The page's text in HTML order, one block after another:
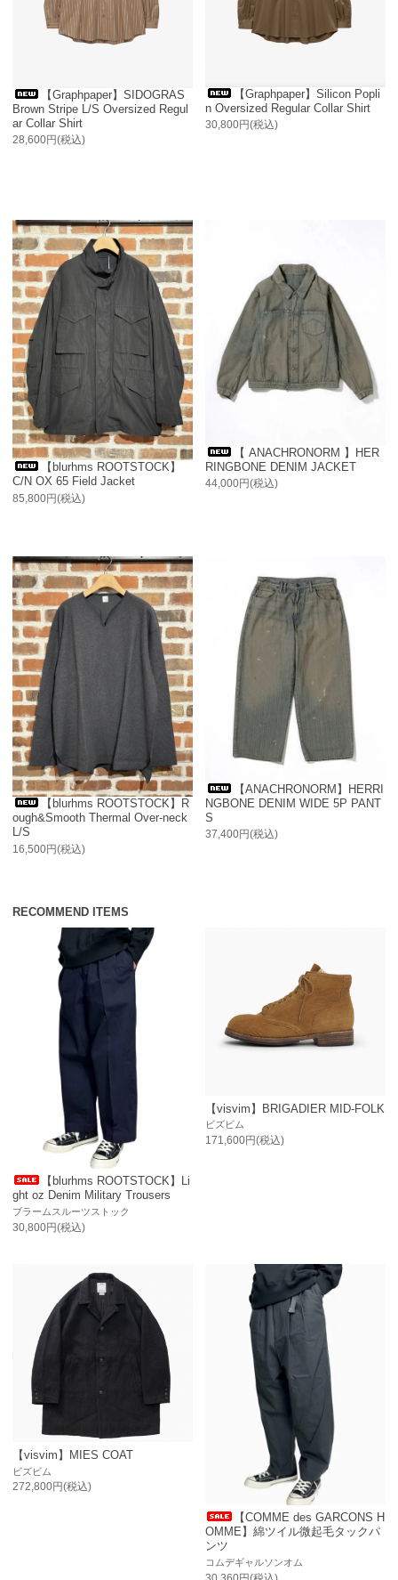
【Graphpaper】SIDOGRAS
Brown Stripe L/S Oversized Regul
ar Collar Shirt
28,600円(税込)
【Graphpaper】Silicon Popli
n Oversized Regular Collar Shirt
30,800円(税込)
【blurhms ROOTSTOCK】
C/N OX 65 Field Jacket
85,800円(税込)
【 ANACHRONORM 】HER
RINGBONE DENIM JACKET
44,000円(税込)
【blurhms ROOTSTOCK】R
ough&Smooth Thermal Over-neck
L/S
16,500円(税込)
【ANACHRONORM】HERRI
NGBONE DENIM WIDE 5P PANT
S
37,400円(税込)
RECOMMEND ITEMS
【blurhms ROOTSTOCK】Li
ght oz Denim Military Trousers
ブラームスルーツストック
30,800円(税込)
【visvim】BRIGADIER MID-FOLK
ビズビム
171,600円(税込)
【visvim】MIES COAT
ビズビム
272,800円(税込)
【COMME des GARCONS H
OMME】綿ツイル微起毛タックパ
ンツ
コムデギャルソンオム